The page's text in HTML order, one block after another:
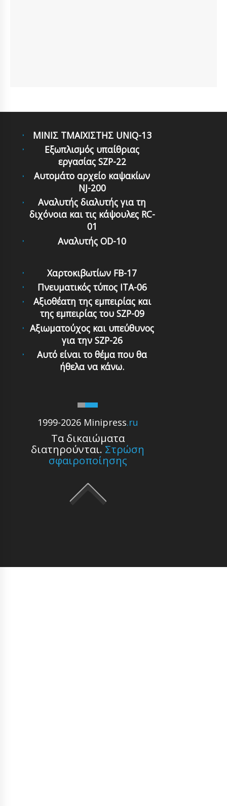
ΜΙΝΙΣ ΤΜΑΪΧΙΣΤΗΣ UNIQ-13
Εξωπλισμός υπαίθριας
εργασίας SZP-22
Αυτομάτο αρχείο καψακίων
NJ-200
Αναλυτής διαλυτής για τη
διχόνοια και τις κάψουλες RC-
01
Αναλυτής OD-10
1999-2026 Minipress.ru
Τα δικαιώματα
διατηρούνται. Στρώση
σφαιροποίησης
Χαρτοκιβωτίων FB-17
Πνευματικός τύπος ITA-06
Αξιοθέατη της εμπειρίας και
της εμπειρίας του SZP-09
Αξιωματούχος και υπεύθυνος
για την SZP-26
Αυτό είναι το θέμα που θα
ήθελα να κάνω.